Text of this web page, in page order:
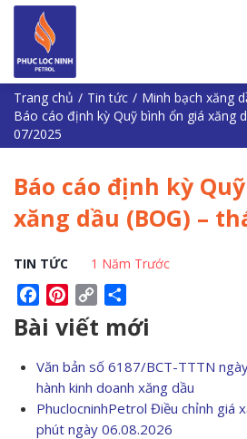
Trang chủ / Tin tức / Minh bạch xăng
Báo cáo định kỳ Quỹ bình ổn giá xăng
07/2025
Báo cáo định kỳ
xăng dầu (BOG) –
TIN TỨC 1 Năm Trước
FacebookPinterest
Copy
Bài viết mới
Văn bản số 6187/BCT-TTTN
hành kinh doanh xăng dầu
PhuclocninhPetrol Điều chỉnh giá
phút ngày 06.08.2026